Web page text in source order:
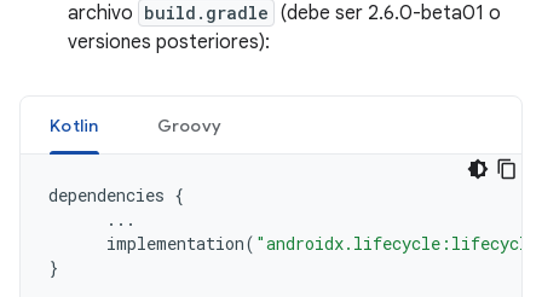
archivo build.gradle (debe ser 2.6.0-beta01 o
versiones posteriores):
Kotlin Groovy
dependencies {
...
implementation( "androidx.lifecycle:lifecycle-
}